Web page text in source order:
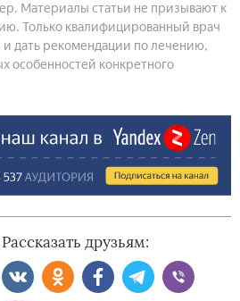
Материалы статьи не призывают к
Только квалифицированный врач
и дать рекомендации по лечению,
особенностей конкретного
Рассказать друзьям: